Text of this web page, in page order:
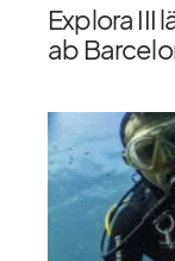
Explora III
ab